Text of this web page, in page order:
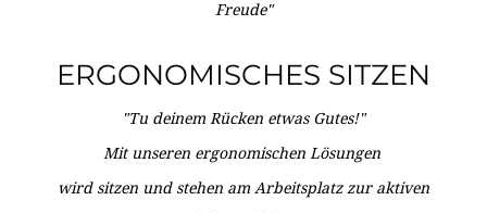
Freude"
ERGONOMISCHES SITZEN
"Tu deinem Rücken etwas Gutes!"
Mit unseren ergonomischen Lösungen
wird sitzen und stehen am Arbeitsplatz zur aktiven